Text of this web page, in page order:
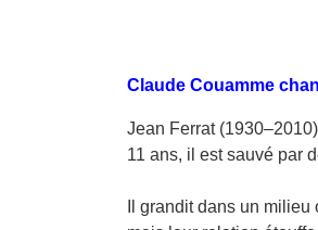
Claude Couamme
Jean Ferrat
11 ans, il est sauvé par
Il grandit dans un